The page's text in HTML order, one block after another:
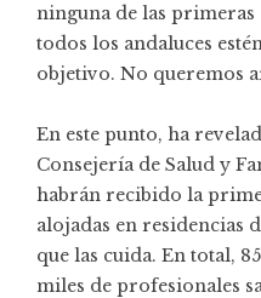
ninguna de las primeras
todos los andaluces
objetivo. No queremos
En este punto, ha
Consejería de Salud y
habrán recibido la
alojadas en residencias
que las cuida. En total,
miles de profesionales